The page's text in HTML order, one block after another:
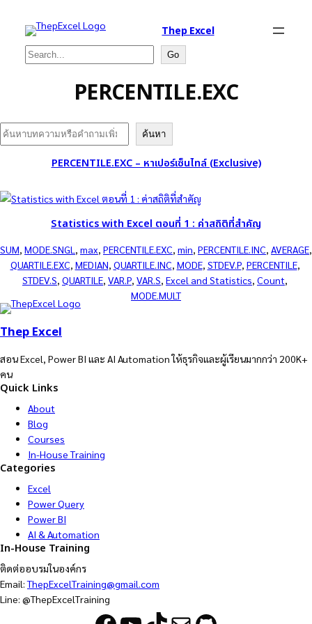
Thep Excel
Search Go
PERCENTILE.EXC
Search ค้นหา
PERCENTILE.EXC – หาเปอร์เซ็นไทล์ (Exclusive)
Statistics with Excel ตอนที่ 1 : ค่าสถิติที่สำคัญ
SUM, MODE.SNGL , max, PERCENTILE.EXC, min, PERCENTILE.INC, AVERAGE
QUARTILE.EXC, MEDIAN, QUARTILE.INC, MODE, STDEV.P, PERCENTILE
STDEV.S, QUARTILE, VAR.P, VAR.S, Excel and Statistics, Count
MODE.MULT
Thep Excel
สอน Excel, Power BI และ AI Automation ให้ธุรกิจและผู้เรียนมากกว่า 200K+
คน
Quick Links
About
Blog
Courses
In-House Training
Categories
Excel
Power Query
Power BI
AI & Automation
In-House Training
ติดต่ออบรมในองค์กร
Email:ThepExcelTraining@gmail.com
Line: @ThepExcelTraining